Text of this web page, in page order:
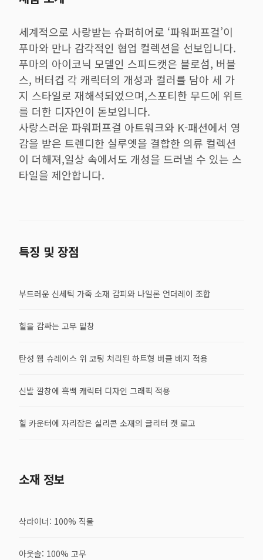
세계적으로 사랑받는 슈퍼히어로 ‘파워퍼프걸’이
푸마와 만나 감각적인 협업 컬렉션을 선보입니다.
푸마의 아이코닉 모델인 스피드캣은 블로섬, 버블
스, 버터컵 각 캐릭터의 개성과 컬러를 담아 세 가
지 스타일로 재해석되었으며,스포티한 무드에 위트
를 더한 디자인이 돋보입니다.
사랑스러운 파워퍼프걸 아트워크와 K-패션에서 영
감을 받은 트렌디한 실루엣을 결합한 의류 컬렉션
이 더해져,일상 속에서도 개성을 드러낼 수 있는 스
타일을 제안합니다.
특징 및 장점
부드러운 신세틱 가죽 소재 갑피와 나일론 언더레이 조합
힐을 감싸는 고무 밑창
탄성 웹 슈레이스 위 코팅 처리된 하트형 버클 배지 적용
신발 깔창에 흑백 캐릭터 디자인 그래픽 적용
힐 카운터에 자리잡은 실리콘 소재의 글리터 캣 로고
소재 정보
삭라이너: 100% 직물
아웃솔: 100% 고무